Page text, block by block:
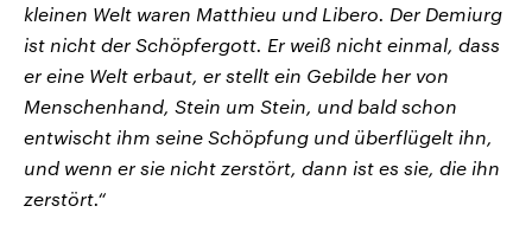
kleinen Welt waren Matthieu und Libero. Der Demiurg
ist nicht der Schöpfergott. Er weiß nicht einmal, dass
er eine Welt erbaut, er stellt ein Gebilde her von
Menschenhand, Stein um Stein, und bald schon
entwischt ihm seine Schöpfung und überflügelt ihn,
und wenn er sie nicht zerstört, dann ist es sie, die ihn
zerstört.“